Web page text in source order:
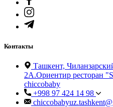
Контакты
Ташкент,
2А.Ориентир ресторан
chiccobaby
+998 97 424 14 98